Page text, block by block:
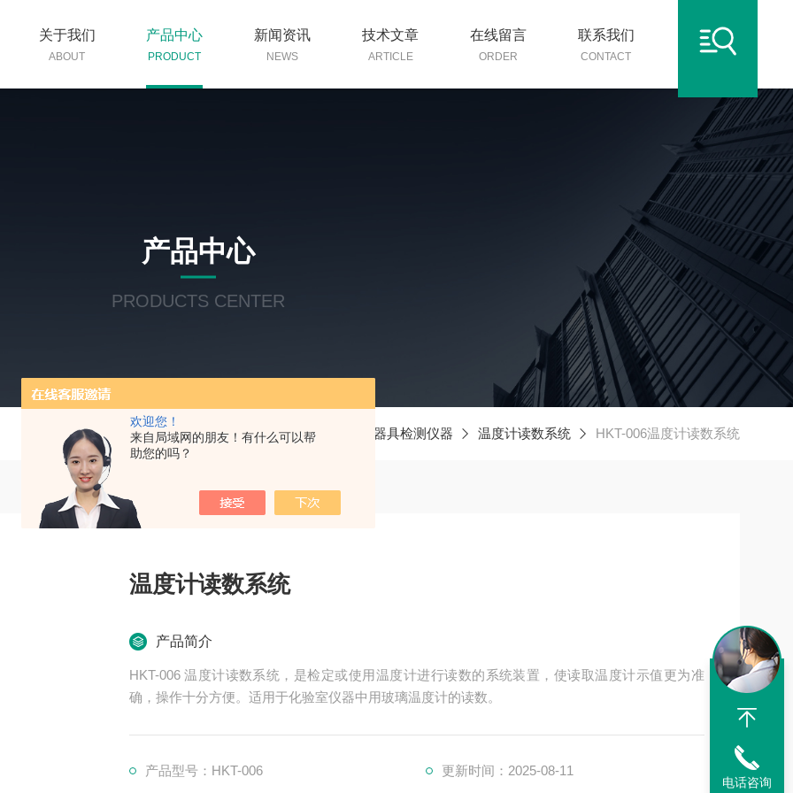
欢迎您！
来自局域网的朋友！有什么可以帮
助您的吗？
关于我们
ABOUT
产品中心
PRODUCT
新闻资讯
NEWS
技术文章
ARTICLE
在线留言
ORDER
联系我们
CONTACT
产品中心
PRODUCTS CENTER
当前位置：首页 产品中心 计量器具检测仪器 温度计读数系统 HKT-006温度计读数系统
温度计读数系统
产品简介
HKT-006 温度计读数系统，是检定或使用温度计进行读数的系统装置，使读取温度计示值更为准
确，操作十分方便。适用于化验室仪器中用玻璃温度计的读数。
产品型号：HKT-006 更新时间：2025-08-11
电话咨询